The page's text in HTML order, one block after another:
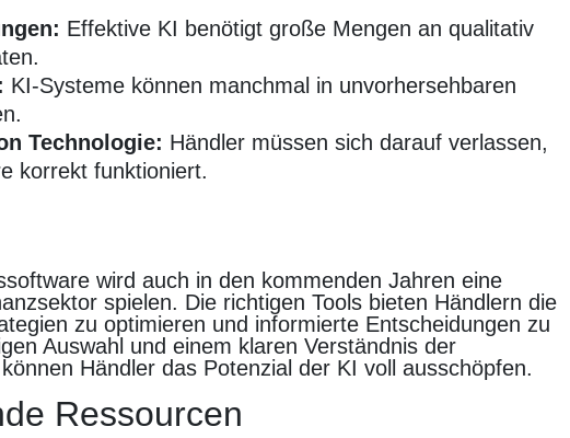
Effektive KI benötigt große Mengen an qualitativ
KI-Systeme können manchmal in unvorhersehbaren
Technologie: Händler müssen sich darauf verlassen,
korrekt funktioniert.
wird auch in den kommenden Jahren eine
spielen. Die richtigen Tools bieten Händlern die
zu optimieren und informierte Entscheidungen zu
Auswahl und einem klaren Verständnis der
Händler das Potenzial der KI voll ausschöpfen.
Ressourcen